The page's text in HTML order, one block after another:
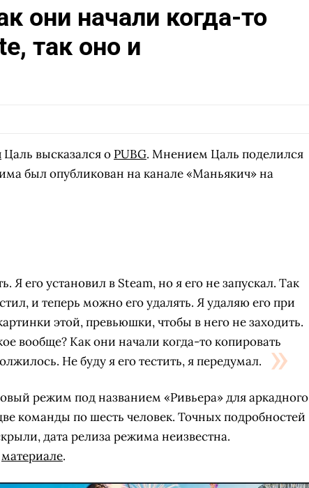
они начали когда-то
так оно и
Цаль высказался о PUBG. Мнением Цаль поделился
был опубликован на канале «Маньякич» на
Я его установил в Steam, но я его не запускал. Так
и теперь можно его удалять. Я удаляю его при
этой, превьюшки, чтобы в него не заходить.
вообще? Как они начали когда-то копировать
Не буду я его тестить, я передумал.
режим под названием «Ривьера» для аркадного
команды по шесть человек. Точных подробностей
дата релиза режима неизвестна.
материале.